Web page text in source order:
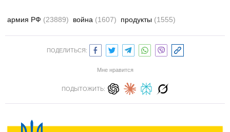
армия РФ (23889) война (1607) продукты (1555)
ПОДЕЛИТЬСЯ:
Мне нравится
ПОДЫТОЖИТЬ: